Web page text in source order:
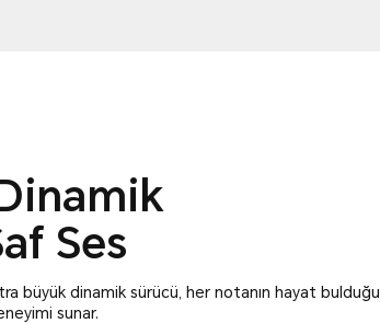
Ses
büyük dinamik sürücü, her notanın hayat bulduğu
sunar.